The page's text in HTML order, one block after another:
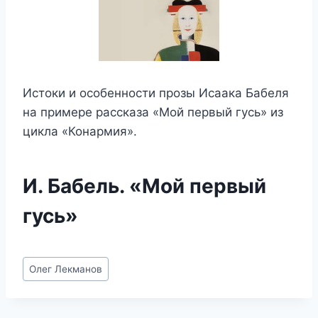
Истоки и особенности прозы Исаака Бабеля
на примере рассказа «Мой первый гусь» из
цикла «Конармия».
И. Бабель. «Мой первый
гусь»
Метки
записи:
Олег Лекманов